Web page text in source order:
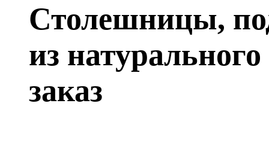
Столешницы,
из
заказ